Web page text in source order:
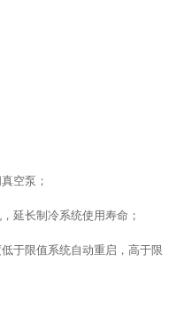
空泵；
延长制冷系统使用寿命；
于限值系统自动重启，高于限